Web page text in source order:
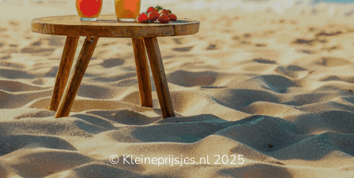
© Kleineprijsjes.nl 2025